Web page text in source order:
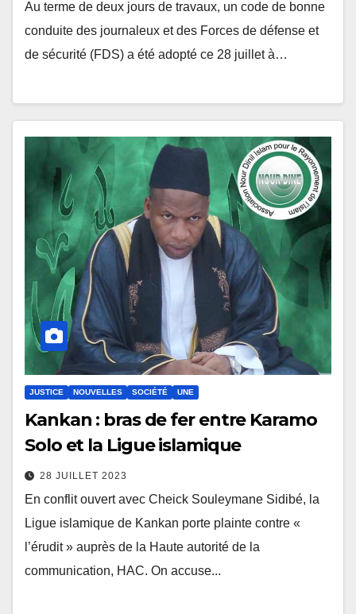
Au terme de deux jours de travaux, un code de bonne
conduite des journaleux et des Forces de défense et
de sécurité (FDS) a été adopté ce 28 juillet à…
JUSTICE NOUVELLES SOCIÉTÉ UNE
Kankan : bras de fer entre Karamo
Solo et la Ligue islamique
28 JUILLET 2023
En conflit ouvert avec Cheick Souleymane Sidibé, la
Ligue islamique de Kankan porte plainte contre «
l’érudit » auprès de la Haute autorité de la
communication, HAC. On accuse...